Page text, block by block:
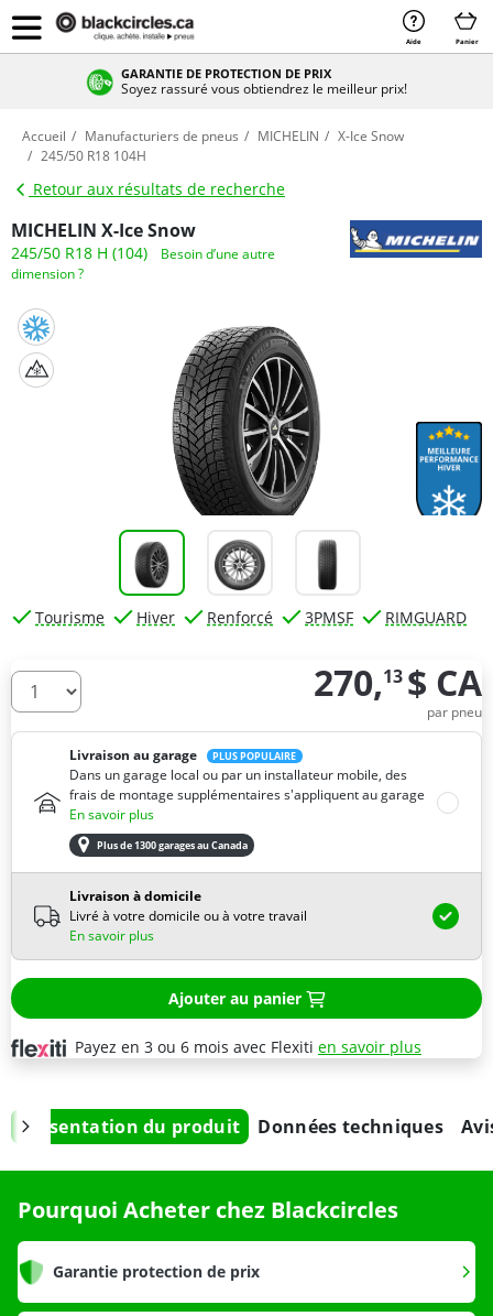
Aide Panier
GARANTIE DE PROTECTION DE PRIX
Soyez rassuré vous obtiendrez le meilleur prix!
Accueil Manufacturiers de pneus MICHELIN
X-Ice Snow
245/50 R18 104H
Retour aux résultats de recherche
MICHELIN X-Ice Snow
245/50 R18 H (104)
Besoin d’une autre
dimension ?
Tourisme Hiver Renforcé 3PMSF RIMGUARD
De combien de pneus avez-vous besoin ? 270,13 $ CA
par pneu
Livraison au garage PLUS POPULAIRE
Dans un garage local ou par un installateur mobile, des
frais de montage supplémentaires s'appliquent au garage
En savoir plus
Plus de 1300 garages au Canada
Livraison à domicile
Livré à votre domicile ou à votre travail
En savoir plus
Ajouter au panier
Payez en 3 ou 6 mois avec Flexiti en savoir plus
Présentation du produit Données techniques
Pourquoi Acheter chez Blackcircles
Garantie protection de prix